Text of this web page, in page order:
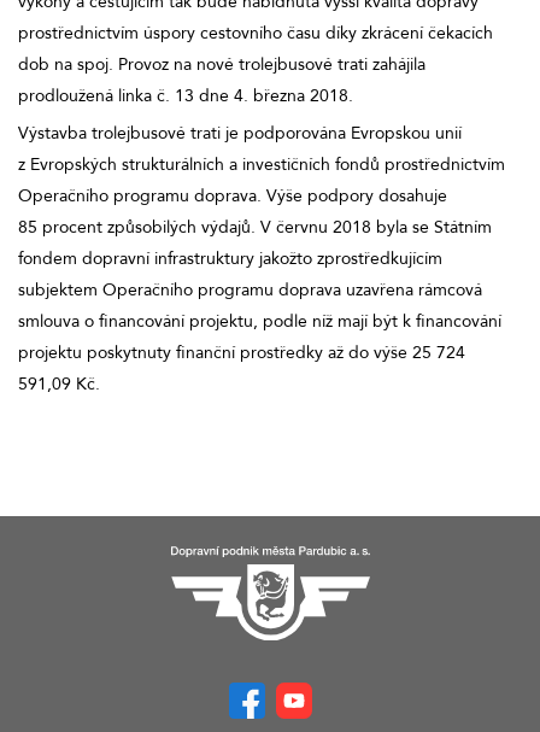
prostřednictvím úspory cestovního času díky zkrácení čekacích
dob na spoj. Provoz na nové trolejbusové trati zahájila
prodloužená linka č. 13 dne 4. března 2018.
Výstavba trolejbusové trati je podporována Evropskou unií
z Evropských strukturálních a investičních fondů prostřednictvím
Operačního programu doprava. Výše podpory dosahuje
85 procent způsobilých výdajů. V červnu 2018 byla se Státním
fondem dopravní infrastruktury jakožto zprostředkujícím
subjektem Operačního programu doprava uzavřena rámcová
smlouva o financování projektu, podle níž mají být k financování
projektu poskytnuty finanční prostředky až do výše 25 724
591,09 Kč.